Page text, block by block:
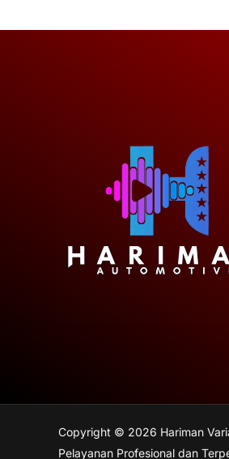
Copyright © 2026 Hariman
Pelayanan Profesional dan